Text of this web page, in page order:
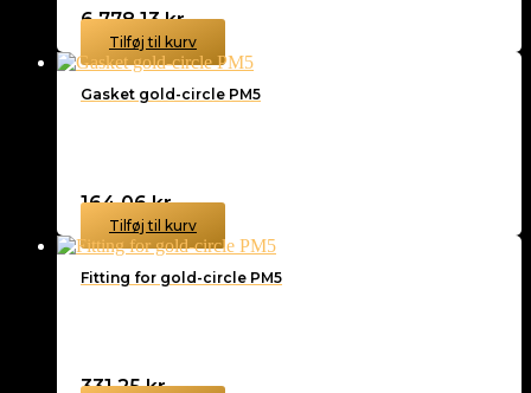
6.778,13kr.
Tilføj til kurv
Gasket gold-circle PM5
164,06kr.
Tilføj til kurv
Fitting for gold-circle PM5
331,25kr.